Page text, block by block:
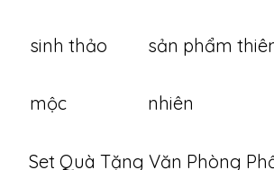
sinh thảo
mộc
sản phẩm
nhiên
Set Quà Tặng Văn Phòng